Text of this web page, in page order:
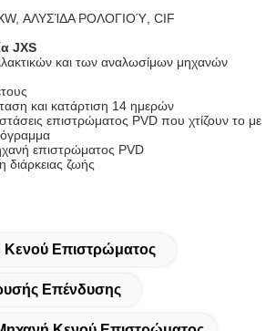
ΑΛΥΣΊΔΑ ΡΟΛΟΓΙΟΎ, CIF
JXS
και των αναλωσίμων μηχανών
και κατάρτιση 14 ημερών
επιστρώματος PVD που χτίζουν το με
επιστρώματος PVD
διάρκειας ζωής
Επιστρώματος
Επένδυσης